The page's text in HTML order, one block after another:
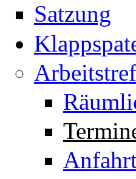
Satzung